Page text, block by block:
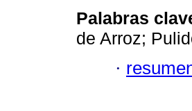
Palabras
de Arroz;
·